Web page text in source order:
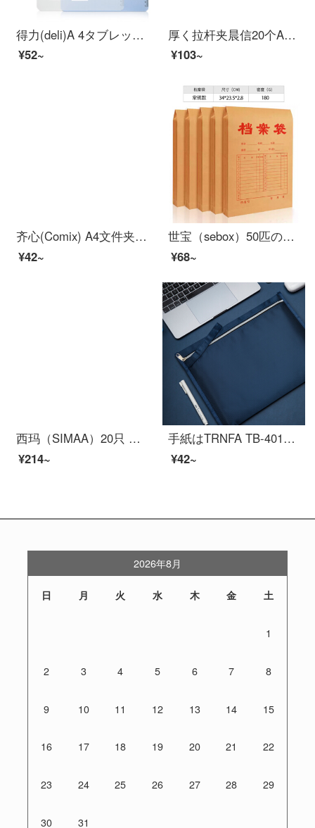
得力(deli)A 4タブレットに金属を挟み、プラスチックフォルダーを強力に挟むマルチファンクションパッドシンプロ硬質会議クランプ72605色ランダム
¥52~
厚く拉杆夹晨信20个A4透明抽杆夹14mm抽杆夹子大号オフィス用品文件夹竖版大容量书皮夹子 【常规1CM】彩色ミックス 20个 可夹80张
¥103~
齐心(Comix) A4文件夹 双强力夹 资料夹 蓝色 拼单/凑单/团购 AB600A-W
¥42~
世宝（sebox）50匹のA 4クラフト紙の書類袋が厚い表示契約書類の資料袋オーフ用品10枚-180 gクレフバッグ
¥68~
西玛（SIMAA）20只 红字纯浆 A4クラフト紙档案袋180g 侧宽5cm 投标文件资料袋 6849
¥214~
手紙はTRNFA TB-401を出します。A 4オックスフォードの布袋の書類袋を包装します。手提げ袋ジッパーの資料が厚いです。
¥42~
2026年8月
日 月 火 水 木 金 土
1
2 3 4 5 6 7 8
9 10 11 12 13 14 15
16 17 18 19 20 21 22
23 24 25 26 27 28 29
30 31